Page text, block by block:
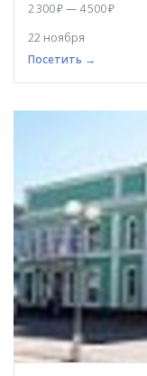
2 300 ₽ — 4 500 ₽
22 ноября
Посетить →